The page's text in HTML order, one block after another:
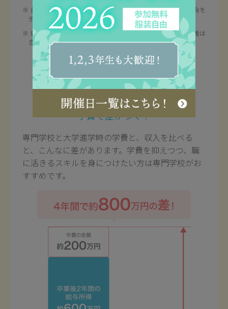
各学校段階の卒業生のうち卒業後すぐに就職したものの割合を
示す。
就職率の算定に用いた就職者数には、一時的な職に就いた者は
含まない。
学費と収入の差
短期間で学ぶから、
学費で差がつく！
専門学校と大学進学時の学費と、収入を比べる
と、こんなに差があります。学費を抑えつつ、職
に活きるスキルを身につけたい方は専門学校がお
すすめです。